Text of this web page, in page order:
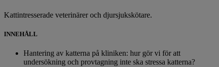
Kattintresserade veterinärer och djursjukskötare.
INNEHÅLL
Hantering av katterna på kliniken: hur gör vi för att
undersökning och provtagning inte ska stressa katterna?